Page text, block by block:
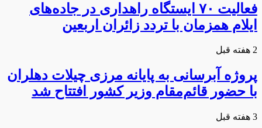
فعالیت ۷۰ ایستگاه راهداری در جاده‌های
ایلام همزمان با تردد زائران اربعین
2 هفته قبل
پروژه آبرسانی به پایانه مرزی چیلات دهلران
با حضور قائم‌مقام وزیر کشور افتتاح شد
3 هفته قبل